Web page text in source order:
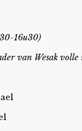
16u30)
van Wesak volle